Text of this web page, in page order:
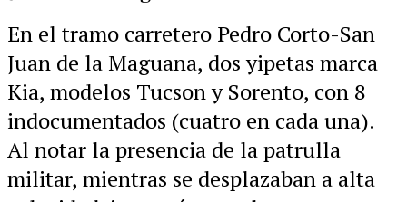
En el tramo carretero Pedro Corto-San
Juan de la Maguana, dos yipetas marca
Kia, modelos Tucson y Sorento, con 8
indocumentados (cuatro en cada una).
Al notar la presencia de la patrulla
militar, mientras se desplazaban a alta